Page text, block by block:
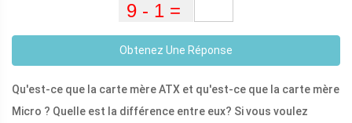
Obtenez Une Réponse
Qu'est-ce que la carte mère ATX et qu'est-ce que la carte mère
Micro ? Quelle est la différence entre eux? Si vous voulez